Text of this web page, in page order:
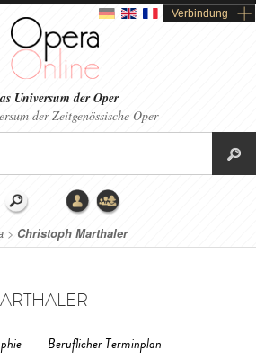
Verbindung
Universum der Oper
der Zeitgenössische Oper
> Christoph Marthaler
Beruflicher Terminplan